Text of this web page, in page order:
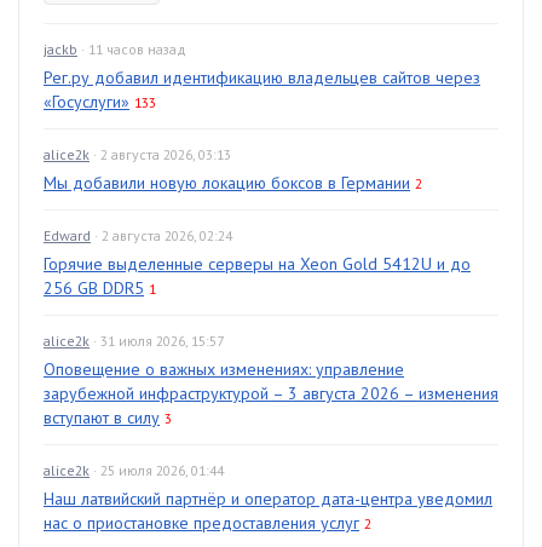
jackb · 11 часов назад
Рег.ру добавил идентификацию владельцев сайтов через
«Госуслуги» 133
alice2k · 2 августа 2026, 03:13
Мы добавили новую локацию боксов в Германии 2
Edward · 2 августа 2026, 02:24
Горячие выделенные серверы на Xeon Gold 5412U и до
256 GB DDR5 1
alice2k · 31 июля 2026, 15:57
Оповещение о важных изменениях: управление
зарубежной инфраструктурой – 3 августа 2026 – изменения
вступают в силу 3
alice2k · 25 июля 2026, 01:44
Наш латвийский партнёр и оператор дата-центра уведомил
нас о приостановке предоставления услуг 2